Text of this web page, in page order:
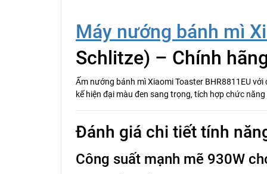
Máy nướng bánh mì
Schlitze) – Chính
Ấm nướng bánh mì Xiaomi Toaster BHR8811EU
kế hiện đại màu đen sang trọng, tích hợp chức
Đánh giá chi tiết tính
Công suất mạnh mẽ 930W